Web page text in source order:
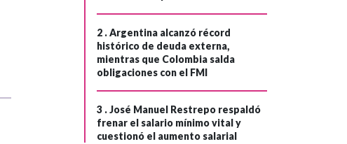
granizada
2 .Argentina alcanzó récord
histórico de deuda externa,
mientras que Colombia salda
obligaciones con el FMI
3 .José Manuel Restrepo respaldó
frenar el salario mínimo vital y
cuestionó el aumento salarial